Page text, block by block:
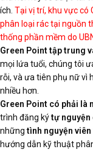
ích. Tại vị trí, khu vực có
phân loại rác tại nguồn
thống phần mềm do
Green Point tập trung
mọi lứa tuổi, chúng tôi
rỗi, và ưa tiên phụ nữ vì
nhiều hơn.
Green Point có phải là
trình đăng kýtự nguyện
nhữngtình nguyện viên
hướng dẫn kỹ thuật